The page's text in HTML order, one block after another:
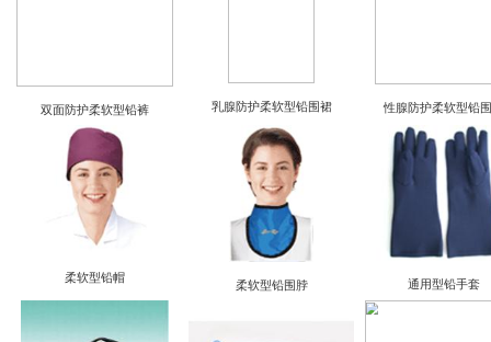
长袖分体双面柔软型铅套裙
半袖分体双面柔软型铅套裙